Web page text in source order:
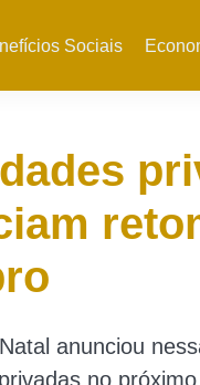
Sociais
anunciou
no